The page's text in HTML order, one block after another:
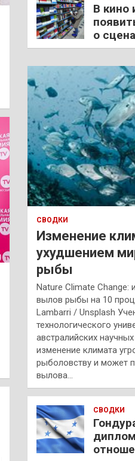
В кино
о
СВОДКИ
Изменение
ухудшением
рыбы
Nature Climate Change:
вылов рыбы на 10
Lambarri / Unsplash
технологического
австралийских
изменение климата
рыболовству и может
вылова…
СВОДКИ